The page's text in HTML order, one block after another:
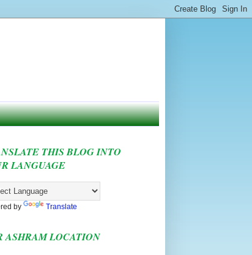
THIS BLOG INTO
LANGUAGE
by Translate
ASHRAM LOCATION